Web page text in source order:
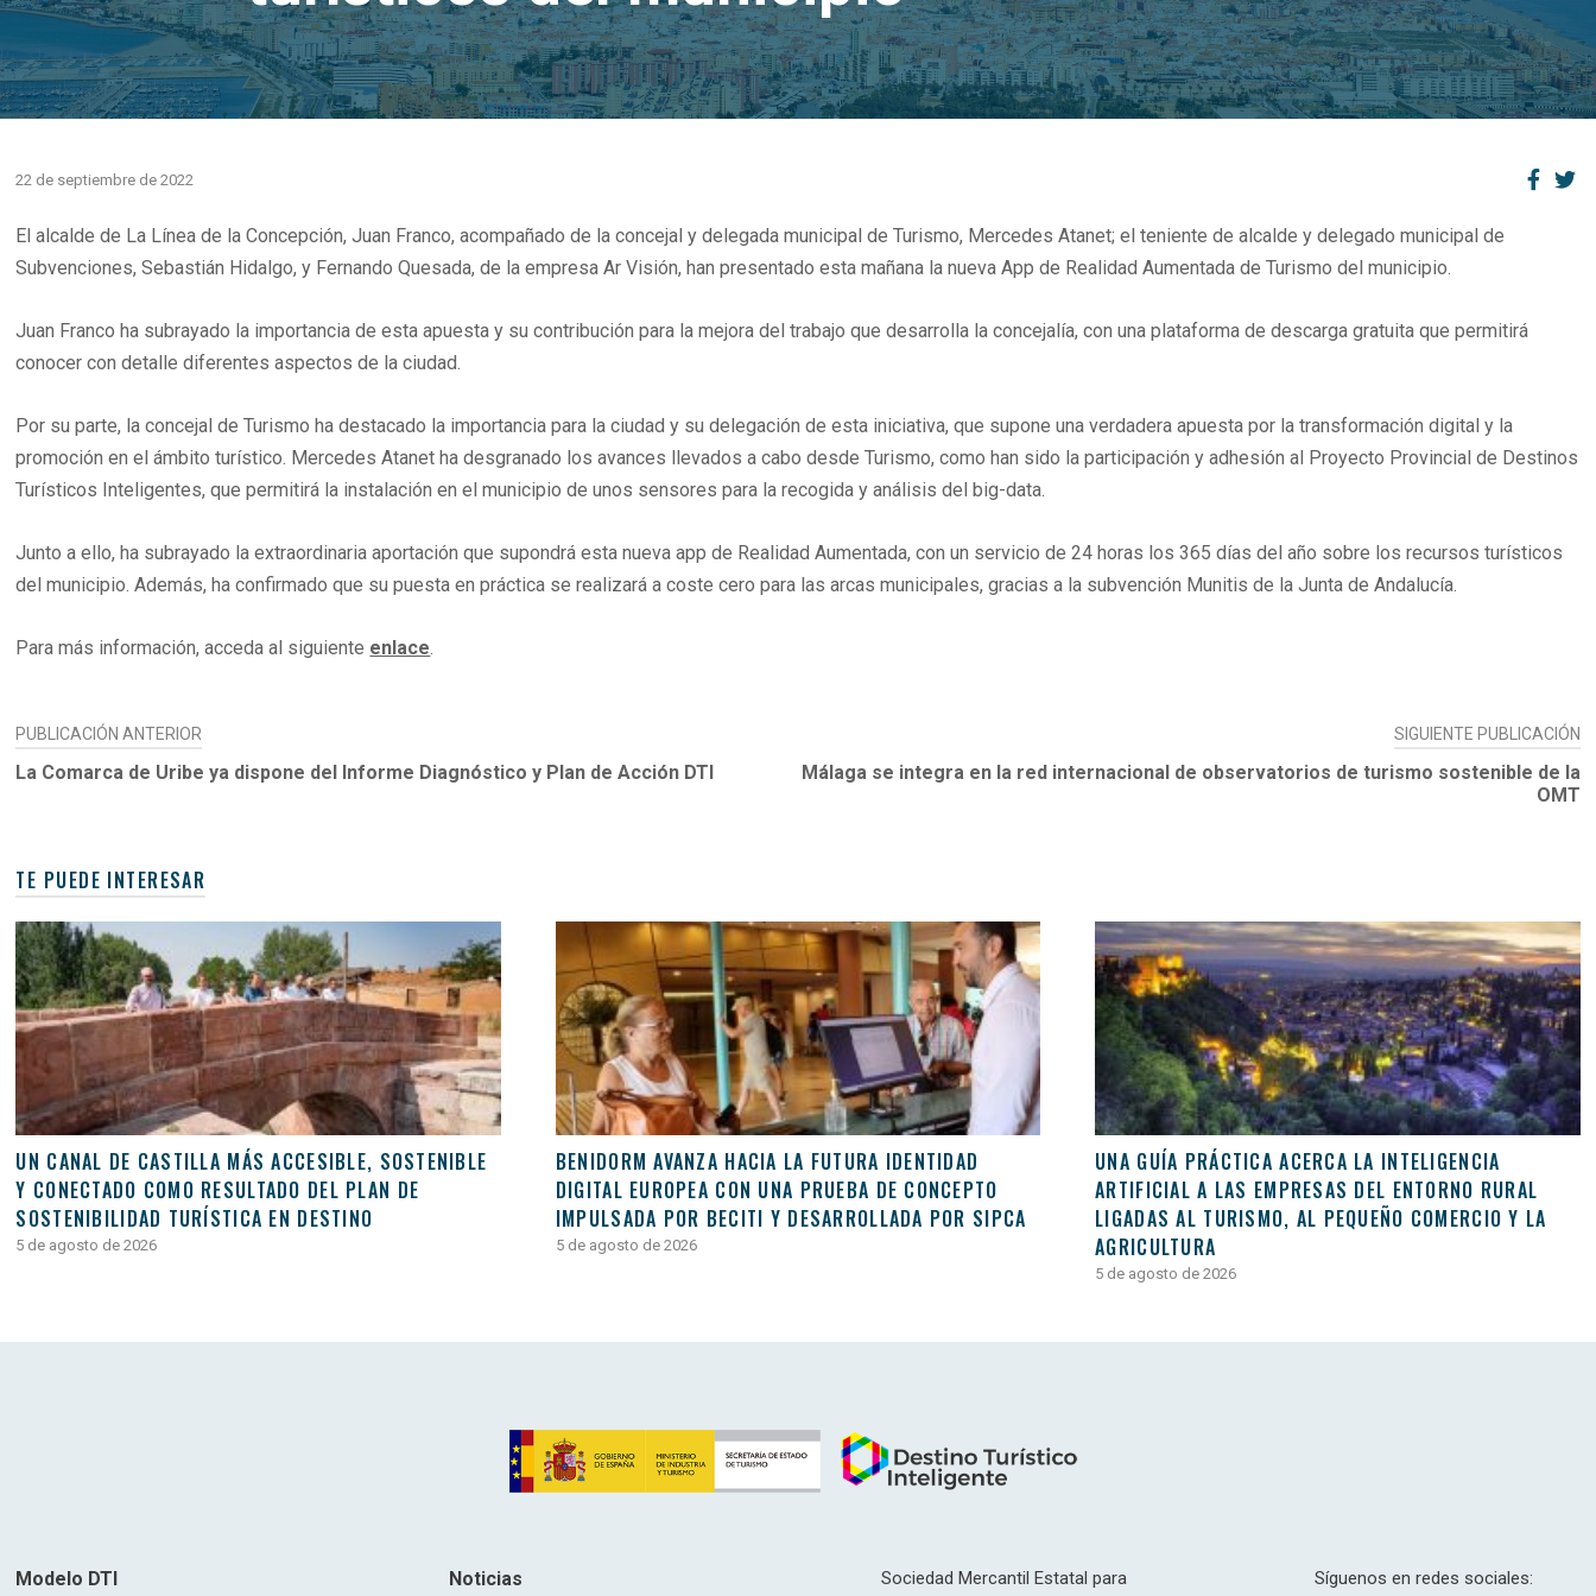
22 de septiembre de 2022
El alcalde de La Línea de la Concepción, Juan Franco, acompañado de la concejal y delegada municipal de Turismo, Mercedes Atanet; el teniente de alcalde y delegado municipal de
Subvenciones, Sebastián Hidalgo, y Fernando Quesada, de la empresa Ar Visión, han presentado esta mañana la nueva App de Realidad Aumentada de Turismo del municipio.
Juan Franco ha subrayado la importancia de esta apuesta y su contribución para la mejora del trabajo que desarrolla la concejalía, con una plataforma de descarga gratuita que permitirá
conocer con detalle diferentes aspectos de la ciudad.
Por su parte, la concejal de Turismo ha destacado la importancia para la ciudad y su delegación de esta iniciativa, que supone una verdadera apuesta por la transformación digital y la
promoción en el ámbito turístico. Mercedes Atanet ha desgranado los avances llevados a cabo desde Turismo, como han sido la participación y adhesión al Proyecto Provincial de Destinos
Turísticos Inteligentes, que permitirá la instalación en el municipio de unos sensores para la recogida y análisis del big-data.
Junto a ello, ha subrayado la extraordinaria aportación que supondrá esta nueva app de Realidad Aumentada, con un servicio de 24 horas los 365 días del año sobre los recursos turísticos
del municipio. Además, ha confirmado que su puesta en práctica se realizará a coste cero para las arcas municipales, gracias a la subvención Munitis de la Junta de Andalucía.
Para más información, acceda al siguiente enlace.
NAVEGACIÓN
DE
PUBLICACIÓN ANTERIOR
La Comarca de Uribe ya dispone del Informe Diagnóstico y Plan de Acción DTI
SIGUIENTE PUBLICACIÓN
Málaga se integra en la red internacional de observatorios de turismo sostenible de la
OMT
TE PUEDE INTERESAR
UN CANAL DE CASTILLA MÁS ACCESIBLE, SOSTENIBLE
Y CONECTADO COMO RESULTADO DEL PLAN DE
SOSTENIBILIDAD TURÍSTICA EN DESTINO
5 de agosto de 2026
BENIDORM AVANZA HACIA LA FUTURA IDENTIDAD
DIGITAL EUROPEA CON UNA PRUEBA DE CONCEPTO
IMPULSADA POR BECITI Y DESARROLLADA POR SIPCA
5 de agosto de 2026
UNA GUÍA PRÁCTICA ACERCA LA INTELIGENCIA
ARTIFICIAL A LAS EMPRESAS DEL ENTORNO RURAL
LIGADAS AL TURISMO, AL PEQUEÑO COMERCIO Y LA
AGRICULTURA
5 de agosto de 2026
Modelo DTI Noticias Sociedad Mercantil Estatal para Síguenos en redes sociales: